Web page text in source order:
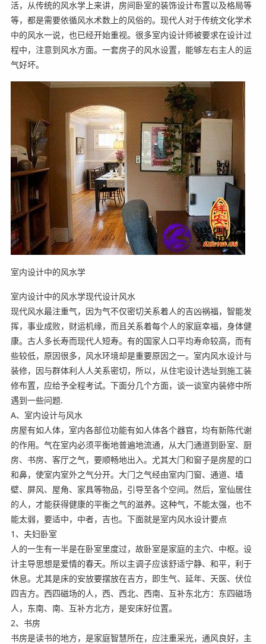
活，从传统的风水学上来讲，房间卧室的装饰设计布置以及格局等
等，都是需要依循风水术数上的风俗的。现代人对于传统文化学术
中的风水一说，也已经开始重视。很多室内设计师被要求在设计过
程中，注意到风水方面。一套房子的风水设置，能够左右主人的运
气好坏。
室内设计中的风水学
室内设计中的风水学现代设计风水
现代风水最注重气，因为气不仅密切关系着人的吉凶祸福，智能发
挥，事业成败，财运机缘，而且关系着每个人的家庭幸福，身体健
康。古人多长寿而现代人短寿。有的国家人口平均寿命较高，而有
些较低，原因很多，风水环境却是重要原因之一。室内风水设计与
装修，因与群体利人人关系密切，所以，从住宅设计选址到施工装
修布置，应给予全程考试。下面分几个方面，谈一谈室内装修中所
遇到一些问题.
A、室内设计与风水
房屋有如人体，室内各部位功能有如人体各个器官，均有新陈代谢
的作用。气在室内必须平衡地普遍地流通，从大门通道到卧室、厨
房、书房、客厅之气，要顺畅地出入。尤其大门和窗子是房屋的口
和鼻，使室内室外之气分开。大门之气经由室内门窗、通道、墙
壁、屏风、屋角、家具等物品，引导至各个空间。然后，室仙居住
的人，才能获得健康的平衡之气的滋养。这种气，不能太强，也不
能太弱，要适中，中者，吉也。下面就是室内风水设计要点
1、夫妇卧室
人的一生有一半是在卧室里度过，故卧室是家庭的主穴、中枢。设
计主导思想是爱情的春天。所以主调子应该舒适宁静、和平，利于
休息。尤其是床的安放要摆放在吉方，即生气、延年、天医、伏位
四吉方。西四磁场的人，西、西北、西南、互补东北方：东四磁场
人，东南、南、互补方北方，是安床好位置。
2、书房
书房是读书的地方，是家庭智慧所在，应注重采光，通风良好，主